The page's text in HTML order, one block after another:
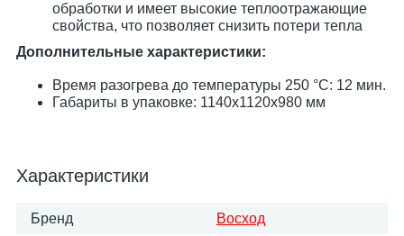
обработки и имеет высокие теплоотражающие
свойства, что позволяет снизить потери тепла
Дополнительные характеристики:
Время разогрева до температуры 250 °C: 12 мин.
Габариты в упаковке: 1140х1120х980 мм
Характеристики
Бренд Восход